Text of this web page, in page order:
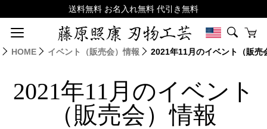
HOME イベント（販売会）情報 2021年11月のイベント（販売
2021年11月のイベント
（販売会）情報